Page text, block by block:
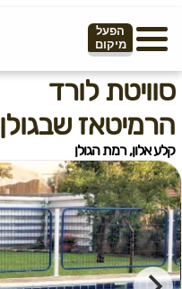
הפעל
מיקום
סוויטת לורד
הרמיטאז שבגולן
קלע אלון, רמת הגולן